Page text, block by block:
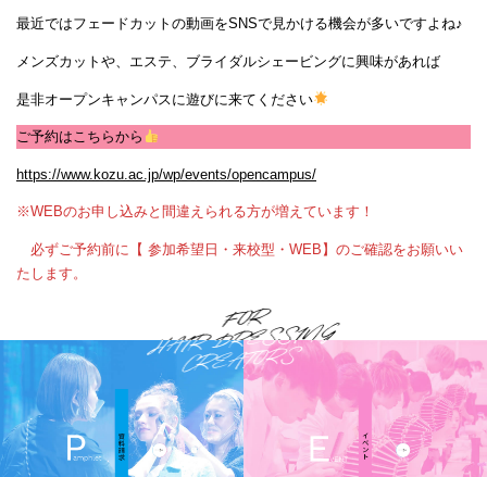
最近ではフェードカットの動画をSNSで見かける機会が多いですよね♪
メンズカットや、エステ、ブライダルシェービングに興味があれば
是非オープンキャンパスに遊びに来てください
ご予約はこちらから
https://www.kozu.ac.jp/wp/events/opencampus/
※WEBのお申し込みと間違えられる方が増えています！
必ずご予約前に【 参加希望日 ・来校型・WEB】のご確認をお願いい
たします。